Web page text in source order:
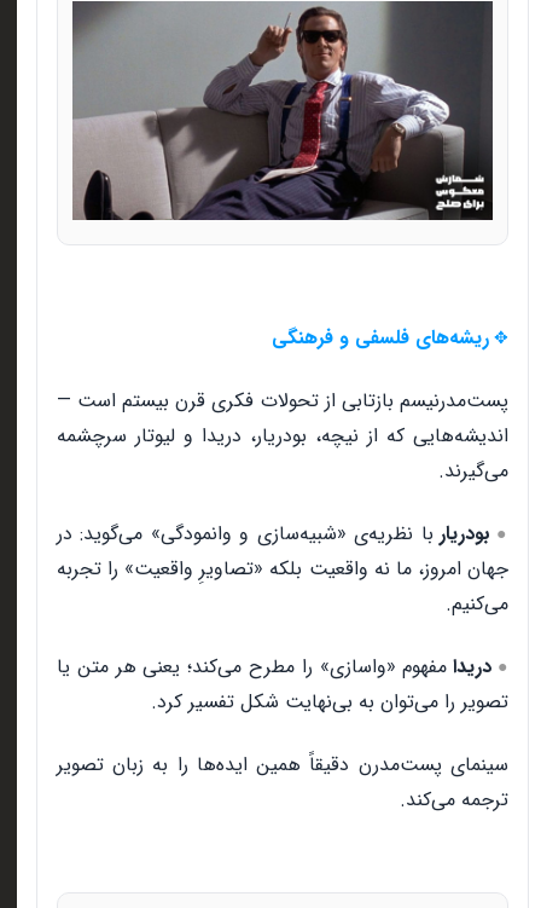
✥ ریشه‌های فلسفی و فرهنگی
پست‌مدرنیسم بازتابی از تحولات فکری قرن بیستم است —
اندیشه‌هایی که از نیچه، بودریار، دریدا و لیوتار سرچشمه
می‌گیرند.
● بودریار با نظریه‌ی «شبیه‌سازی و وانمودگی» می‌گوید: در
جهان امروز، ما نه واقعیت بلکه «تصاویرِ واقعیت» را تجربه
می‌کنیم.
● دریدامفهوم «واسازی» را مطرح می‌کند؛ یعنی هر متن یا
تصویر را می‌توان به بی‌نهایت شکل تفسیر کرد.
سینمای پست‌مدرن دقیقاً همین ایده‌ها را به زبان تصویر
ترجمه می‌کند.